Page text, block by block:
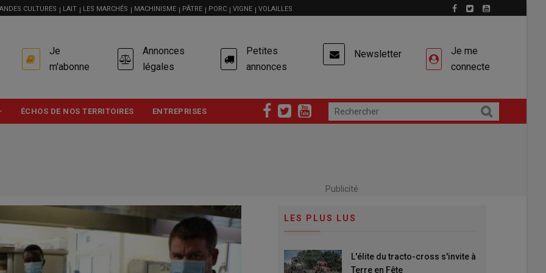
CULTURES LAIT LES MARCHÉS MACHINISME PÂTRE PORC VIGNE VOLAILLES
USER
ACCOUNT
MENU
Je
m'abonne
Annonces
légales
Petites
annonces
Newsletter
Je me
connecte
ÉCHOS DE NOS TERRITOIRES ENTREPRISES
Publicité
LES PLUS LUS
L'élite du tracto-cross s'invite à
Terre en Fête